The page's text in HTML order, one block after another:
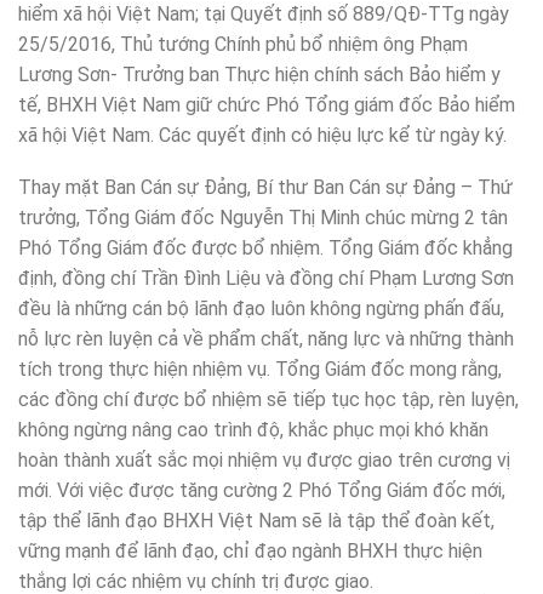
hiểm xã hội Việt Nam; tại Quyết định số 889/QĐ-TTg ngày
25/5/2016, Thủ tướng Chính phủ bổ nhiệm ông Phạm
Lương Sơn- Trưởng ban Thực hiện chính sách Bảo hiểm y
tế, BHXH Việt Nam giữ chức Phó Tổng giám đốc Bảo hiểm
xã hội Việt Nam. Các quyết định có hiệu lực kể từ ngày ký.
Thay mặt Ban Cán sự Đảng, Bí thư Ban Cán sự Đảng – Thứ
trưởng, Tổng Giám đốc Nguyễn Thị Minh chúc mừng 2 tân
Phó Tổng Giám đốc được bổ nhiệm. Tổng Giám đốc khẳng
định, đồng chí Trần Đình Liệu và đồng chí Phạm Lương Sơn
đều là những cán bộ lãnh đạo luôn không ngừng phấn đấu,
nỗ lực rèn luyện cả về phẩm chất, năng lực và những thành
tích trong thực hiện nhiệm vụ. Tổng Giám đốc mong rằng,
các đồng chí được bổ nhiệm sẽ tiếp tục học tập, rèn luyện,
không ngừng nâng cao trình độ, khắc phục mọi khó khăn
hoàn thành xuất sắc mọi nhiệm vụ được giao trên cương vị
mới. Với việc được tăng cường 2 Phó Tổng Giám đốc mới,
tập thể lãnh đạo BHXH Việt Nam sẽ là tập thể đoàn kết,
vững mạnh để lãnh đạo, chỉ đạo ngành BHXH thực hiện
thắng lợi các nhiệm vụ chính trị được giao.